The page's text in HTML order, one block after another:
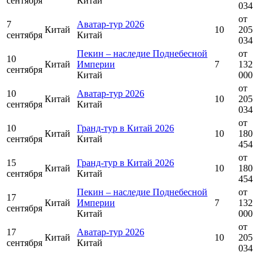
034
7
сентября
Китай
Аватар-тур 2026
Китай
10
от
205
034
10
сентября
Китай
Пекин – наследие Поднебесной
Империи
Китай
7
от
132
000
10
сентября
Китай
Аватар-тур 2026
Китай
10
от
205
034
10
сентября
Китай
Гранд-тур в Китай 2026
Китай
10
от
180
454
15
сентября
Китай
Гранд-тур в Китай 2026
Китай
10
от
180
454
17
сентября
Китай
Пекин – наследие Поднебесной
Империи
Китай
7
от
132
000
17
сентября
Китай
Аватар-тур 2026
Китай
10
от
205
034